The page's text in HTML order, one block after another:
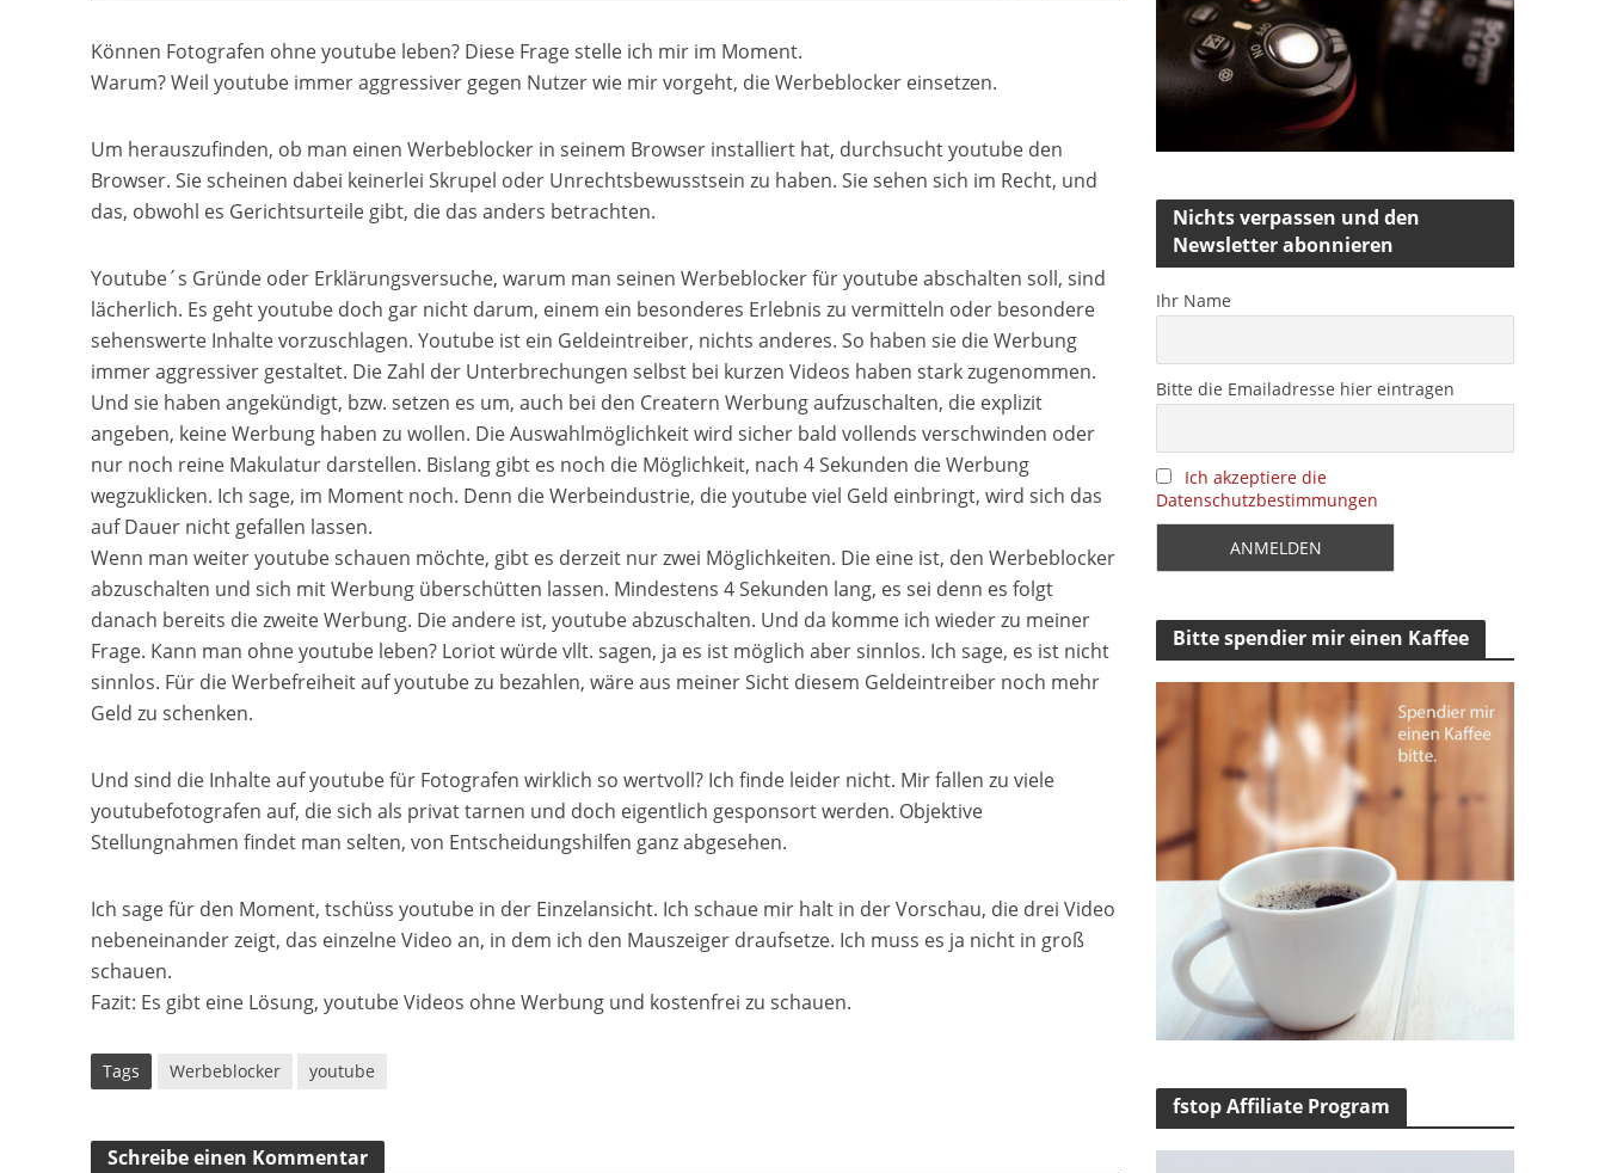
Können Fotografen ohne youtube leben? Diese Frage stelle ich mir im Moment.
Warum? Weil youtube immer aggressiver gegen Nutzer wie mir vorgeht, die Werbeblocker einsetzen.
Um herauszufinden, ob man einen Werbeblocker in seinem Browser installiert hat, durchsucht youtube den
Browser. Sie scheinen dabei keinerlei Skrupel oder Unrechtsbewusstsein zu haben. Sie sehen sich im Recht, und
das, obwohl es Gerichtsurteile gibt, die das anders betrachten.
Youtube´s Gründe oder Erklärungsversuche, warum man seinen Werbeblocker für youtube abschalten soll, sind
lächerlich. Es geht youtube doch gar nicht darum, einem ein besonderes Erlebnis zu vermitteln oder besondere
sehenswerte Inhalte vorzuschlagen. Youtube ist ein Geldeintreiber, nichts anderes. So haben sie die Werbung
immer aggressiver gestaltet. Die Zahl der Unterbrechungen selbst bei kurzen Videos haben stark zugenommen.
Und sie haben angekündigt, bzw. setzen es um, auch bei den Creatern Werbung aufzuschalten, die explizit
angeben, keine Werbung haben zu wollen. Die Auswahlmöglichkeit wird sicher bald vollends verschwinden oder
nur noch reine Makulatur darstellen. Bislang gibt es noch die Möglichkeit, nach 4 Sekunden die Werbung
wegzuklicken. Ich sage, im Moment noch. Denn die Werbeindustrie, die youtube viel Geld einbringt, wird sich das
auf Dauer nicht gefallen lassen.
Wenn man weiter youtube schauen möchte, gibt es derzeit nur zwei Möglichkeiten. Die eine ist, den Werbeblocker
abzuschalten und sich mit Werbung überschütten lassen. Mindestens 4 Sekunden lang, es sei denn es folgt
danach bereits die zweite Werbung. Die andere ist, youtube abzuschalten. Und da komme ich wieder zu meiner
Frage. Kann man ohne youtube leben? Loriot würde vllt. sagen, ja es ist möglich aber sinnlos. Ich sage, es ist nicht
sinnlos. Für die Werbefreiheit auf youtube zu bezahlen, wäre aus meiner Sicht diesem Geldeintreiber noch mehr
Geld zu schenken.
Und sind die Inhalte auf youtube für Fotografen wirklich so wertvoll? Ich finde leider nicht. Mir fallen zu viele
youtubefotografen auf, die sich als privat tarnen und doch eigentlich gesponsort werden. Objektive
Stellungnahmen findet man selten, von Entscheidungshilfen ganz abgesehen.
Ich sage für den Moment, tschüss youtube in der Einzelansicht. Ich schaue mir halt in der Vorschau, die drei Video
nebeneinander zeigt, das einzelne Video an, in dem ich den Mauszeiger draufsetze. Ich muss es ja nicht in groß
schauen.
Fazit: Es gibt eine Lösung, youtube Videos ohne Werbung und kostenfrei zu schauen.
Tags Werbeblocker youtube
Schreibe einen Kommentar
Nichts verpassen und den
Newsletter abonnieren
Ihr Name
Bitte die Emailadresse hier eintragen
Ich akzeptiere die
Datenschutzbestimmungen
Bitte spendier mir einen Kaffee
fstop Affiliate Program